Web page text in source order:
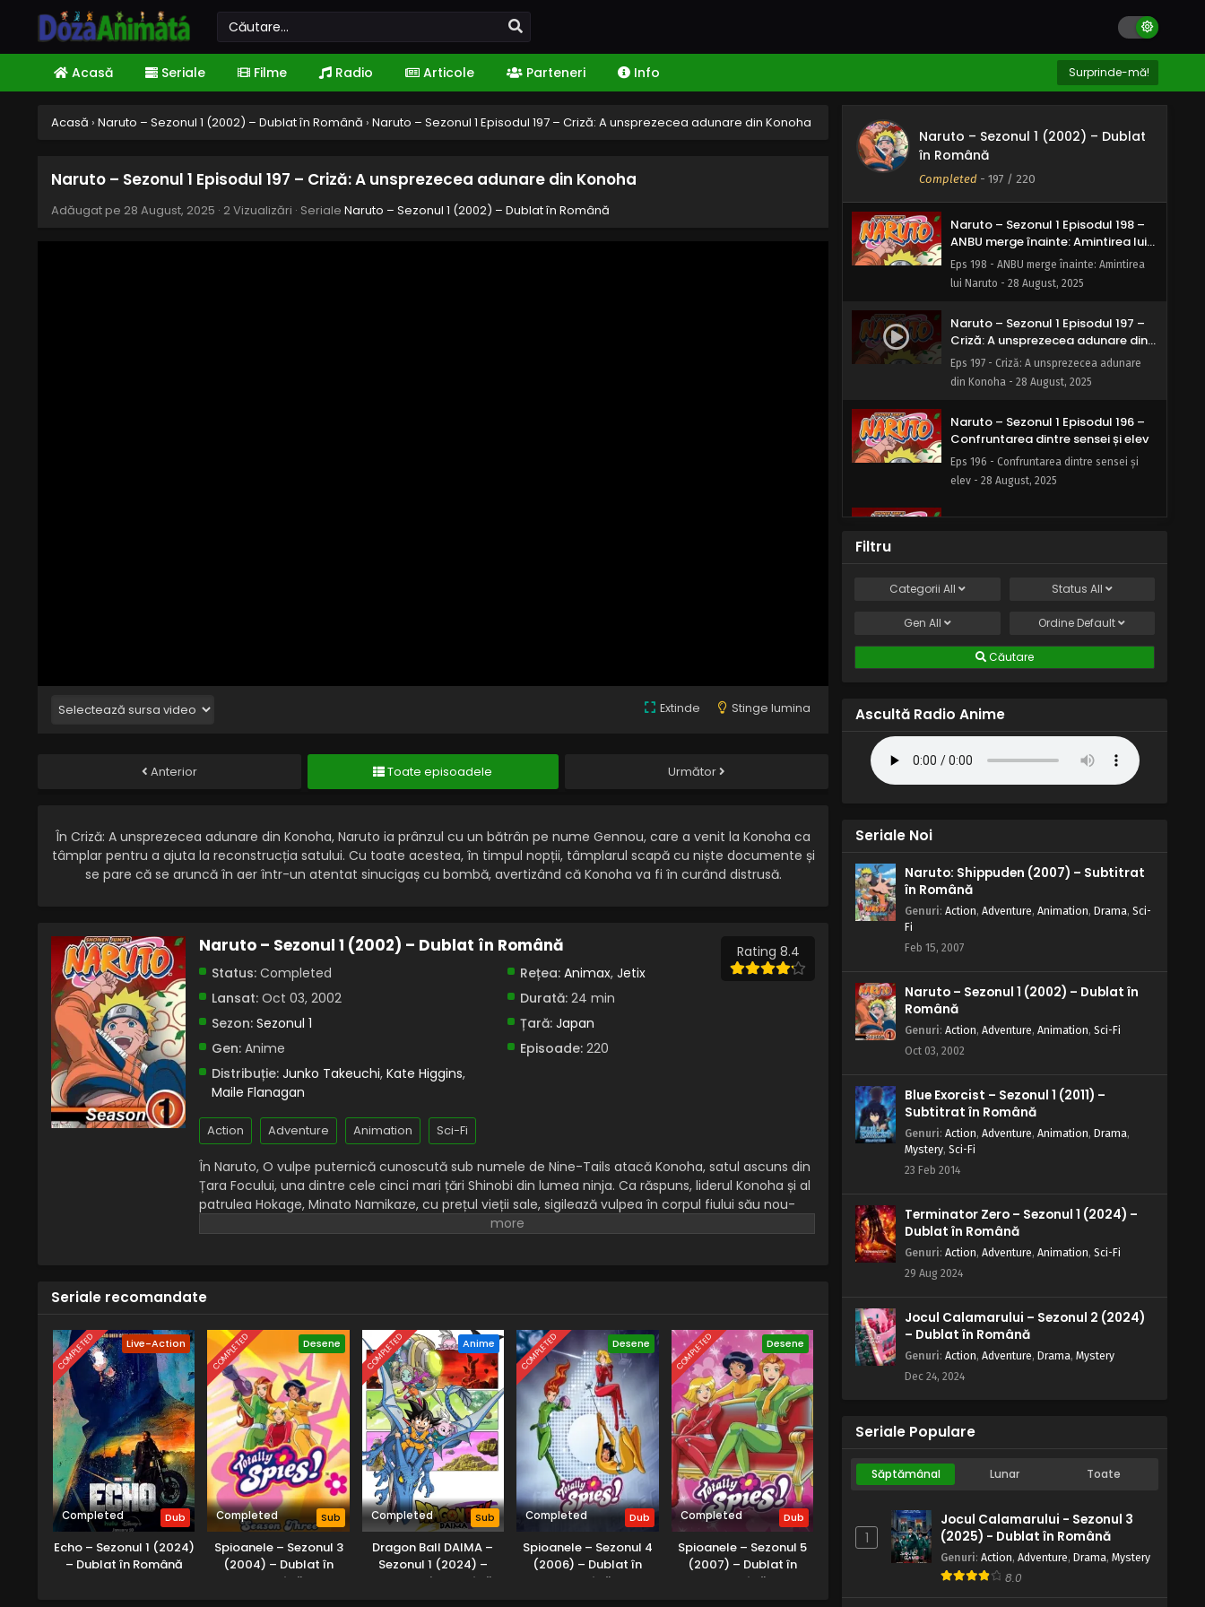
Acasă Seriale Filme Radio Articole Parteneri Info Surprinde-mă!
Acasă › Naruto – Sezonul 1 (2002) – Dublat în Română › Naruto – Sezonul 1 Episodul 197 – Criză: A unsprezecea adunare din Konoha
Naruto – Sezonul 1 Episodul 197 – Criză: A unsprezecea adunare din Konoha
Adăugat pe 28 August, 2025 · 2 Vizualizări · Seriale Naruto – Sezonul 1 (2002) – Dublat în Română
Extinde Stinge lumina
Anterior Toate episoadele Următor
În Criză: A unsprezecea adunare din Konoha, Naruto ia prânzul cu un bătrân pe nume Gennou, care a venit la Konoha ca
tâmplar pentru a ajuta la reconstrucția satului. Cu toate acestea, în timpul nopții, tâmplarul scapă cu niște documente și
se pare că se aruncă în aer într-un atentat sinucigaș cu bombă, avertizând că Konoha va fi în curând distrusă.
Naruto – Sezonul 1 (2002) – Dublat în Română
Rating 8.4
Status: Completed Rețea: Animax, Jetix
Lansat: Oct 03, 2002 Durată:24 min
Sezon: Sezonul 1 Țară: Japan
Gen: Anime Episoade:220
Distribuție: Junko Takeuchi, Kate Higgins,
Maile Flanagan
Action Adventure Animation Sci-Fi
În Naruto, O vulpe puternică cunoscută sub numele de Nine-Tails atacă Konoha, satul ascuns din
Țara Focului, una dintre cele cinci mari țări Shinobi din lumea ninja. Ca răspuns, liderul Konoha și al
patrulea Hokage, Minato Namikaze, cu prețul vieții sale, sigilează vulpea în corpul fiului său nou-
născut, Naruto Uzumaki, făcându-l gazda bestiei.
Seriale recomandate
COMPLETED Live-Action
Completed Dub
Echo – Sezonul 1 (2024)
– Dublat în Română
COMPLETED Desene
Completed Sub
Spioanele – Sezonul 3
(2004) – Dublat în
Română
COMPLETED Anime
Completed Sub
Dragon Ball DAIMA –
Sezonul 1 (2024) –
Subtitrat în Română
COMPLETED Desene
Completed Dub
Spioanele – Sezonul 4
(2006) – Dublat în
Română
COMPLETED Desene
Completed Dub
Spioanele – Sezonul 5
(2007) – Dublat în
Română
Naruto – Sezonul 1 (2002) – Dublat
în Română
Completed - 197 / 220
Umăr de la umăr: Cel mai mare
Eps 200 - Umăr de la umăr: Cel mai mare
Naruto – Sezonul 1 Episodul 199 –
Ținta ratată
Eps 199 - Ținta ratată - 28 August, 2025
Naruto – Sezonul 1 Episodul 198 –
ANBU merge înainte: Amintirea lui
Naruto
Eps 198 - ANBU merge înainte: Amintirea
lui Naruto - 28 August, 2025
Naruto – Sezonul 1 Episodul 197 –
Criză: A unsprezecea adunare din
Konoha
Eps 197 - Criză: A unsprezecea adunare
din Konoha - 28 August, 2025
Naruto – Sezonul 1 Episodul 196 –
Confruntarea dintre sensei și elev
Eps 196 - Confruntarea dintre sensei și
elev - 28 August, 2025
Naruto – Sezonul 1 Episodul 195 –
Naruto – Sezonul 1 Episodul 194 –
Eps 194 - Blestemul castelului bântuit - 28
Naruto – Sezonul 1 Episodul 193 –
Provocarea dojo: Tinerețea
înseamnă pasiune
Eps 193 - Provocarea dojo: Tinerețea
August, 2025
Naruto – Sezonul 1 Episodul 191 –
alocuri senin
Eps 191 - Prognoza morții: Înnorat și pe
Naruto – Sezonul 1 Episodul 190 –
Cu Byakuganul i-am văzut punctul
slab
Eps 190 - Cu Byakuganul i-am văzut
Naruto – Sezonul 1 Episodul 189 –
Nenumărate arme ninja
Eps 189 - Nenumărate arme ninja - 28
August, 2025
Naruto – Sezonul 1 Episodul 188 –
Misterul negustorilor
Eps 188 - Misterul negustorilor - 28
August, 2025
Naruto – Sezonul 1 Episodul 187 –
Inaugurarea: Biroul de mutări din
Konoha
Eps 187 - Inaugurarea: Biroul de mutări din
Shino râde
Naruto – Sezonul 1 Episodul 185 –
frunze: Onbaa chiar există
Eps 185 - Legenda satului ascuns între
frunze: Onbaa chiar există - 28 August,
Filtru
Categorii All Status All
Gen All Ordine Default
Căutare
Ascultă Radio Anime
Seriale Noi
Naruto: Shippuden (2007) – Subtitrat
în Română
Genuri: Action, Adventure, Animation, Drama, Sci-
Fi
Feb 15, 2007
Naruto – Sezonul 1 (2002) – Dublat în
Română
Genuri: Action, Adventure, Animation, Sci-Fi
Oct 03, 2002
Blue Exorcist – Sezonul 1 (2011) –
Subtitrat în Română
Genuri: Action, Adventure, Animation, Drama,
Mystery, Sci-Fi
23 Feb 2014
Terminator Zero – Sezonul 1 (2024) –
Dublat în Română
Genuri: Action, Adventure, Animation, Sci-Fi
29 Aug 2024
Jocul Calamarului – Sezonul 2 (2024)
– Dublat în Română
Genuri: Action, Adventure, Drama, Mystery
Dec 24, 2024
Seriale Populare
Săptămânal Lunar Toate
1
Jocul Calamarului - Sezonul 3
(2025) - Dublat în Română
Genuri: Action, Adventure, Drama, Mystery
8.0